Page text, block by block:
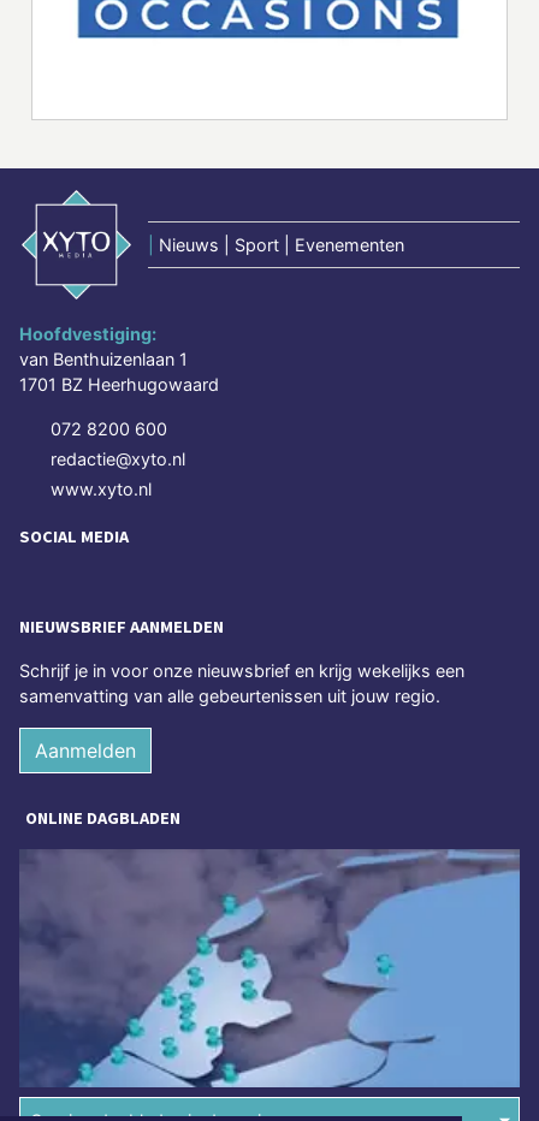
Nieuws | Sport | Evenementen
Hoofdvestiging:
van Benthuizenlaan 1
1701 BZ Heerhugowaard
072 8200 600
redactie@xyto.nl
www.xyto.nl
SOCIAL MEDIA
NIEUWSBRIEF AANMELDEN
Schrijf je in voor onze nieuwsbrief en krijg wekelijks een
samenvatting van alle gebeurtenissen uit jouw regio.
Aanmelden
ONLINE DAGBLADEN